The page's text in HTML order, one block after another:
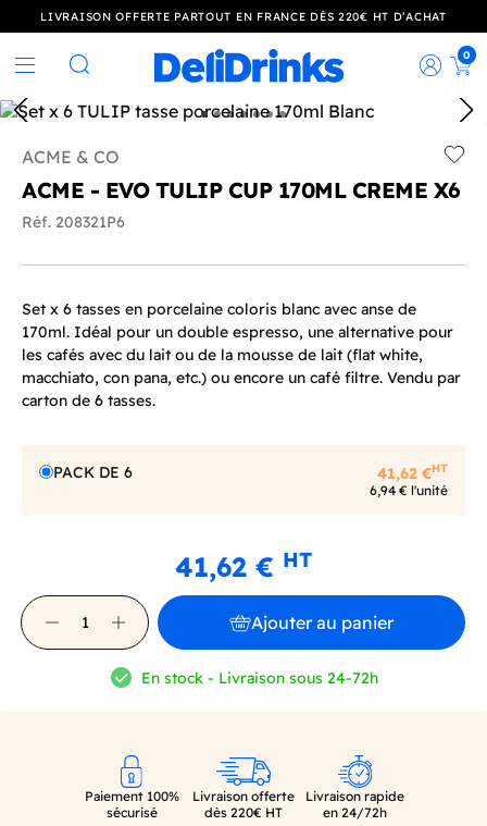
LIVRAISON OFFERTE PARTOUT EN FRANCE DÈS 220€ HT D’ACHAT
Rechercher
0
ACME & CO
ACME - EVO TULIP CUP 170ML CREME X6
Réf. 208321P6
Set x 6 tasses en porcelaine coloris blanc avec anse de
170ml. Idéal pour un double espresso, une alternative pour
les cafés avec du lait ou de la mousse de lait (flat white,
macchiato, con pana, etc.) ou encore un café filtre. Vendu par
carton de 6 tasses.
PACK DE 6 41,62 €HT
6,94 € l'unité
41,62 € HT
Ajouter au panier
En stock - Livraison sous 24-72h
Paiement 100%
sécurisé
Livraison offerte
dès 220€ HT
Livraison rapide
en 24/72h